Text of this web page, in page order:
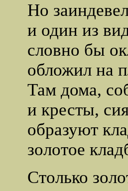
Но
и один из
словно бы
обложил на
Там дома,
и кресты,
образуют
золотое
Столько